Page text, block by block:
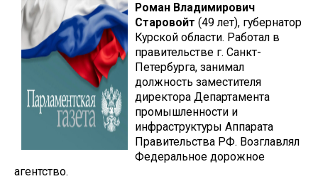
Роман Владимирович
Старовойт (49 лет), губернатор
Курской области. Работал в
правительстве г. Санкт-
Петербурга, занимал
должность заместителя
директора Департамента
промышленности и
инфраструктуры Аппарата
Правительства РФ. Возглавлял
Федеральное дорожное
агентство.